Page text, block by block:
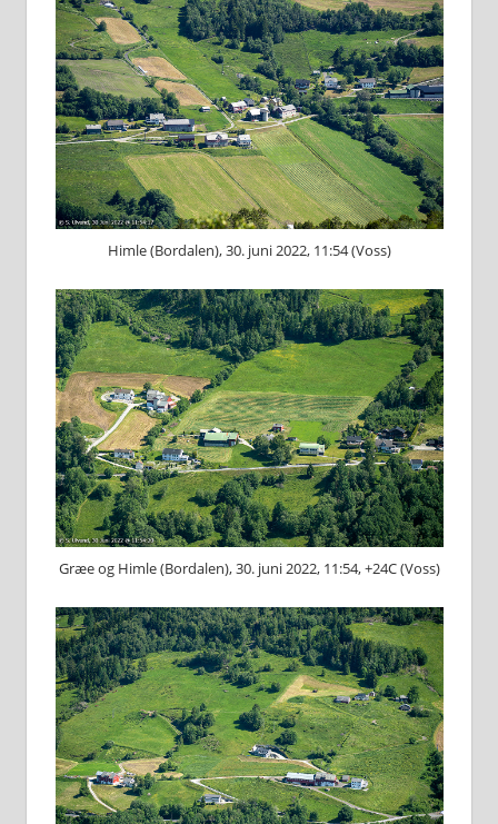
Himle (Bordalen), 30. juni 2022, 11:54 (Voss)
Græe og Himle (Bordalen), 30. juni 2022, 11:54, +24C (Voss)